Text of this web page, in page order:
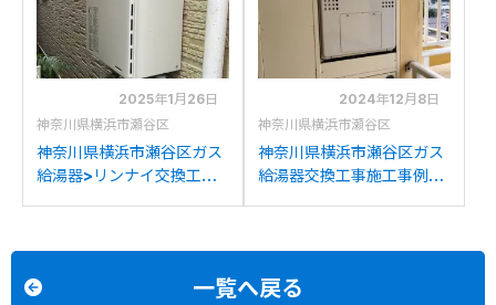
2025年1月26日
神奈川県横浜市瀬谷区
神奈川県横浜市瀬谷区ガス
給湯器>リンナイ交換工事
2024年12月8日
神奈川県横浜市瀬谷区
神奈川県横浜市瀬谷区ガス
給湯器交換工事施工事例：
一覧へ戻る